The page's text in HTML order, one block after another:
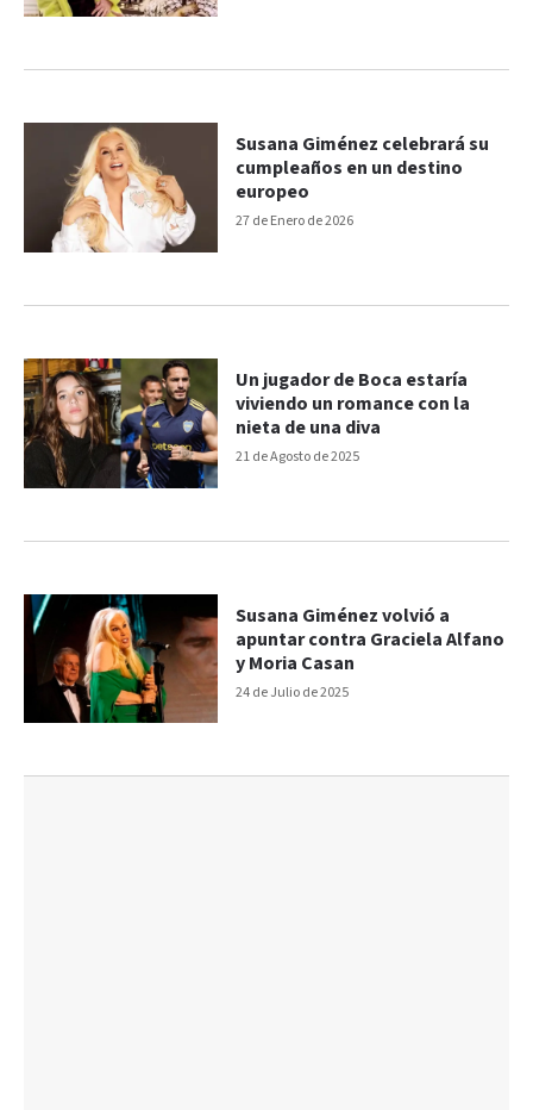
27 de Enero de 2026
Susana Giménez celebrará su
cumpleaños en un destino
europeo
21 de Agosto de 2025
Un jugador de Boca estaría
viviendo un romance con la
nieta de una diva
24 de Julio de 2025
Susana Giménez volvió a
apuntar contra Graciela Alfano
y Moria Casan